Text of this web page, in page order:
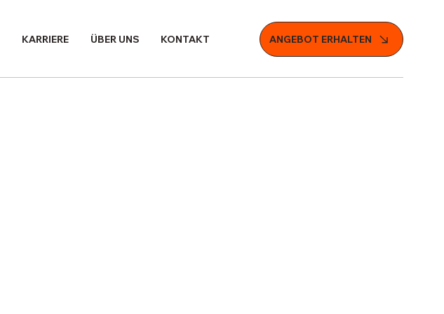
KARRIERE ÜBER UNS KONTAKT ANGEBOT ERHALTEN